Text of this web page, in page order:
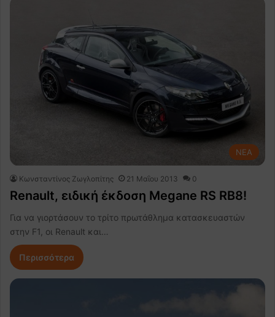
NEA
Κωνσταντίνος Ζωγλοπίτης 21 Μαΐου 2013 0
Renault, ειδική έκδοση Megane RS RB8!
Για να γιορτάσουν το τρίτο πρωτάθλημα κατασκευαστών
στην F1, οι Renault και…
Περισσότερα